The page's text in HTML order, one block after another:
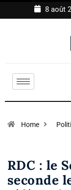
8 août
Home
RDC : le
seconde